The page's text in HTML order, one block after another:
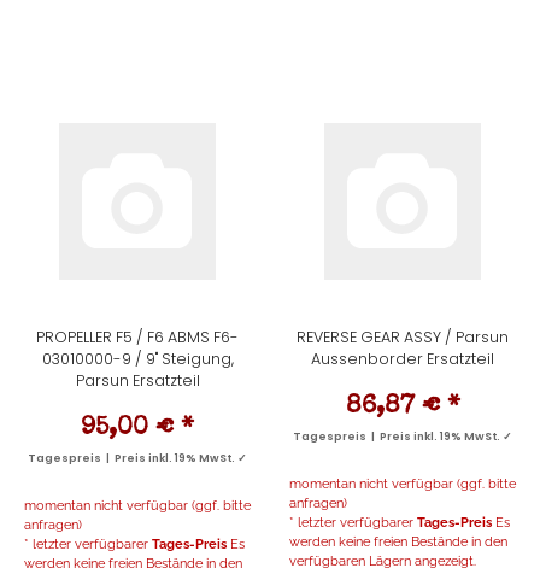
PROPELLER F5 / F6 ABMS F6-
03010000-9 / 9" Steigung,
Parsun Ersatzteil
95,00 € *
Tagespreis | Preis inkl. 19% MwSt. ✓
momentan nicht verfügbar (ggf. bitte
anfragen)
* letzter verfügbarer Tages-Preis Es
werden keine freien Bestände in den
REVERSE GEAR ASSY / Parsun
Aussenborder Ersatzteil
86,87 € *
Tagespreis | Preis inkl. 19% MwSt. ✓
momentan nicht verfügbar (ggf. bitte
anfragen)
* letzter verfügbarer Tages-Preis Es
werden keine freien Bestände in den
verfügbaren Lägern angezeigt.